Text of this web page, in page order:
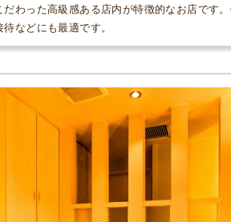
だわった高級感ある店内が特徴的なお店です
などにも最適です。